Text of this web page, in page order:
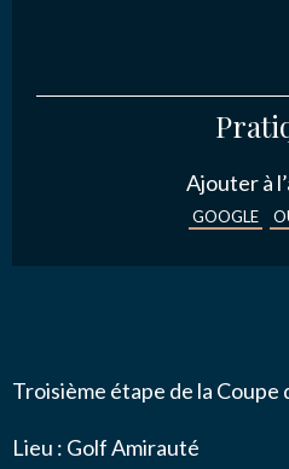
Ajouter à
GOOGLE
Troisième étape de la Coupe
Lieu : Golf Amirauté
ENVOYER MA